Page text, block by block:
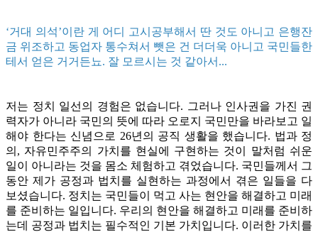
‘거대 의석’이란 게 어디 고시공부해서 딴 것도 아니고 은행잔
금 위조하고 동업자 통수쳐서 뺏은 건 더더욱 아니고 국민들한
테서 얻은 거거든뇨. 잘 모르시는 것 같아서...
저는 정치 일선의 경험은 없습니다. 그러나 인사권을 가진 권
력자가 아니라 국민의 뜻에 따라 오로지 국민만을 바라보고 일
해야 한다는 신념으로 26년의 공직 생활을 했습니다. 법과 정
의, 자유민주주의 가치를 현실에 구현하는 것이 말처럼 쉬운
일이 아니라는 것을 몸소 체험하고 겪었습니다. 국민들께서 그
동안 제가 공정과 법치를 실현하는 과정에서 겪은 일들을 다
보셨습니다. 정치는 국민들이 먹고 사는 현안을 해결하고 미래
를 준비하는 일입니다. 우리의 현안을 해결하고 미래를 준비하
는데 공정과 법치는 필수적인 기본 가치입니다. 이러한 가치를